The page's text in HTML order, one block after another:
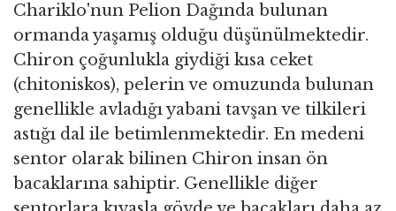
Chariklo'nun Pelion Dağında bulunan
ormanda yaşamış olduğu düşünülmektedir.
Chiron çoğunlukla giydiği kısa ceket
(chitoniskos), pelerin ve omuzunda bulunan
genellikle avladığı yabani tavşan ve tilkileri
astığı dal ile betimlenmektedir. En medeni
sentor olarak bilinen Chiron insan ön
bacaklarına sahiptir. Genellikle diğer